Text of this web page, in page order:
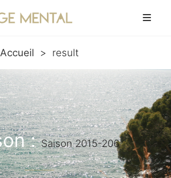
Accueil > result
:Saison 2015-206